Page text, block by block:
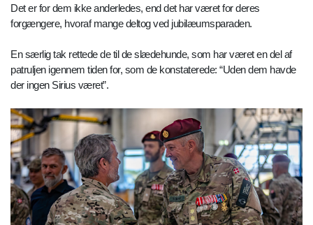
Det er for dem ikke anderledes, end det har været for deres
forgængere, hvoraf mange deltog ved jubilæumsparaden.
En særlig tak rettede de til de slædehunde, som har været en del af
patruljen igennem tiden for, som de konstaterede: “Uden dem havde
der ingen Sirius været”.